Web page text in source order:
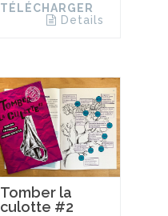
TÉLÉCHARGER
Details
Tomber la
culotte #2